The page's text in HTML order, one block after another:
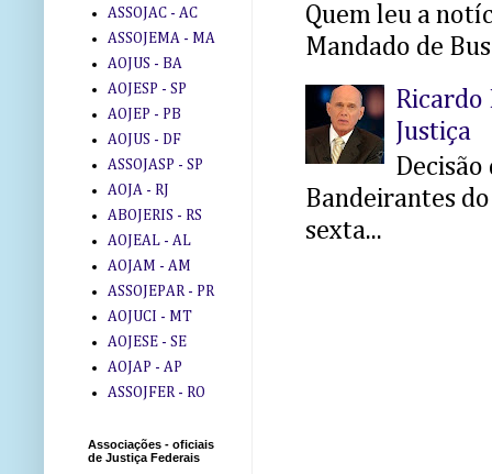
Quem leu a
Mandado de
Ricardo
Justiça
Decisão
Bandeirantes
sexta...
ASSOJAC - AC
ASSOJEMA - MA
AOJUS - BA
AOJESP - SP
AOJEP - PB
AOJUS - DF
ASSOJASP - SP
AOJA - RJ
ABOJERIS - RS
AOJEAL - AL
AOJAM - AM
ASSOJEPAR - PR
AOJUCI - MT
AOJESE - SE
AOJAP - AP
ASSOJFER - RO
Associações - oficiais
de Justiça Federais